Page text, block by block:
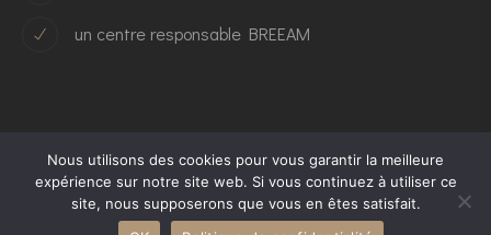
un centre responsable BREEAM
Vous avez un projet en tête ?
Nous utilisons des cookies pour vous garantir la meilleure
expérience sur notre site web. Si vous continuez à utiliser ce
site, nous supposerons que vous en êtes satisfait.